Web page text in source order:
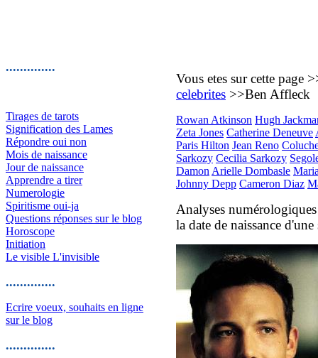
..............
Tirages de tarots
Signification des Lames
Répondre oui non
Mois de naissance
Jour de naissance
Apprendre a tirer
Numerologie
Spiritisme oui-ja
Questions réponses sur le blog
Horoscope
Initiation
Le visible L'invisible
..............
Ecrire voeux, souhaits en ligne
sur le blog
..............
Vous etes sur cette page
celebrites >>Ben Affleck
Rowan Atkinson Hugh
Zeta Jones Catherine Deneuve
Paris Hilton Jean Reno
Sarkozy Cecilia Sarkozy
Damon Arielle Dombasle
Johnny Depp Cameron Diaz
Analyses
la date de naissance